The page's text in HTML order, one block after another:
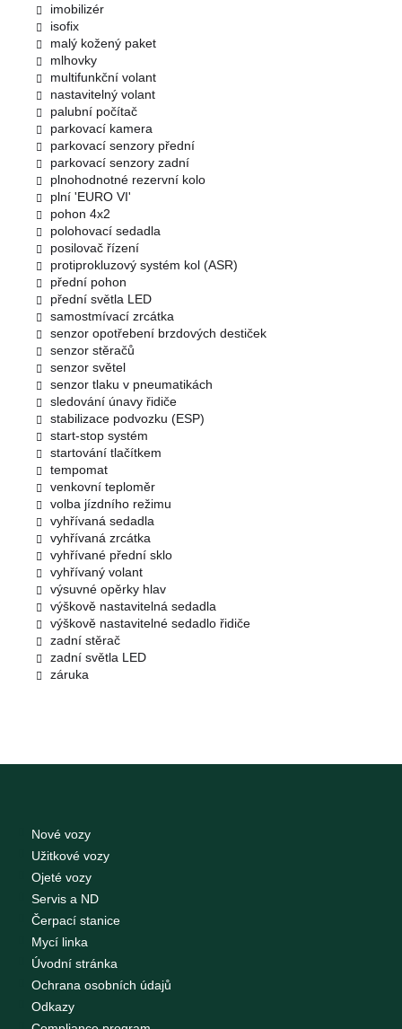
imobilizér
isofix
malý kožený paket
mlhovky
multifunkční volant
nastavitelný volant
palubní počítač
parkovací kamera
parkovací senzory přední
parkovací senzory zadní
plnohodnotné rezervní kolo
plní 'EURO VI'
pohon 4x2
polohovací sedadla
posilovač řízení
protiprokluzový systém kol (ASR)
přední pohon
přední světla LED
samostmívací zrcátka
senzor opotřebení brzdových destiček
senzor stěračů
senzor světel
senzor tlaku v pneumatikách
sledování únavy řidiče
stabilizace podvozku (ESP)
start-stop systém
startování tlačítkem
tempomat
venkovní teploměr
volba jízdního režimu
vyhřívaná sedadla
vyhřívaná zrcátka
vyhřívané přední sklo
vyhřívaný volant
výsuvné opěrky hlav
výškově nastavitelná sedadla
výškově nastavitelné sedadlo řidiče
zadní stěrač
zadní světla LED
záruka
Nové vozy
Užitkové vozy
Ojeté vozy
Servis a ND
Čerpací stanice
Mycí linka
Úvodní stránka
Ochrana osobních údajů
Odkazy